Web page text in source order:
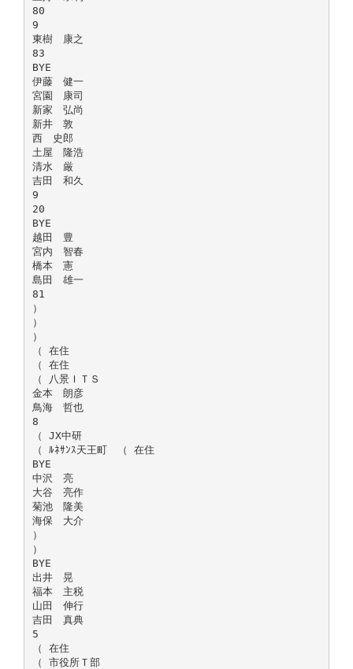
80
9
東樹 康之
83
BYE
伊藤 健一
宮園 康司
新家 弘尚
新井 敦
西 史郎
土屋 隆浩
清水 厳
吉田 和久
9
20
BYE
越田 豊
宮内 智春
橋本 憲
島田 雄一
81
）
）
）
（ 在住
（ 在住
（ 八景ＩＴＳ
金本 朗彦
鳥海 哲也
8
（ JX中研
（ ﾙﾈｻﾝｽ天王町 （ 在住
BYE
中沢 亮
大谷 亮作
菊池 隆美
海保 大介
）
）
BYE
出井 晃
福本 主税
山田 伸行
吉田 真典
5
（ 在住
（ 市役所Ｔ部